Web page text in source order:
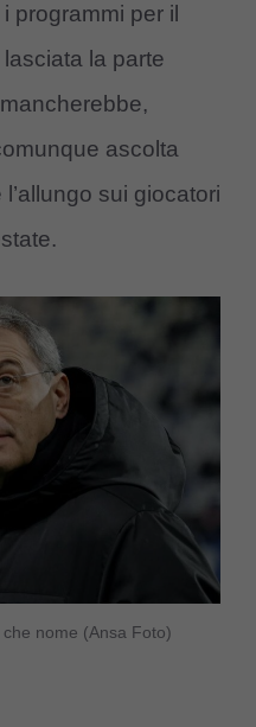
programmi per il
la parte
ascolta
l’allungo sui giocatori
nome (Ansa Foto)